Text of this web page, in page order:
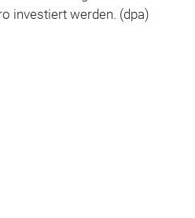
investiert werden. (dpa)